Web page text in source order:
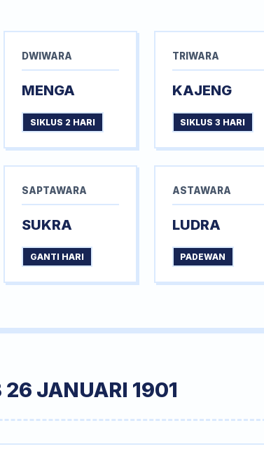
DWIWARA
MENGA
SIKLUS 2 HARI
TRIWARA
KAJENG
SIKLUS 3 HARI
SAPTAWARA
SUKRA
GANTI HARI
ASTAWARA
LUDRA
PADEWAN
JANUARI 1901